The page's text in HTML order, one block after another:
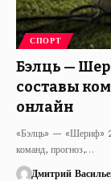
СПОРТ
Бэлць —
составы
онлайн
«Бэлць» — «Шериф» 2
команд, прогноз,…
Дмитрий